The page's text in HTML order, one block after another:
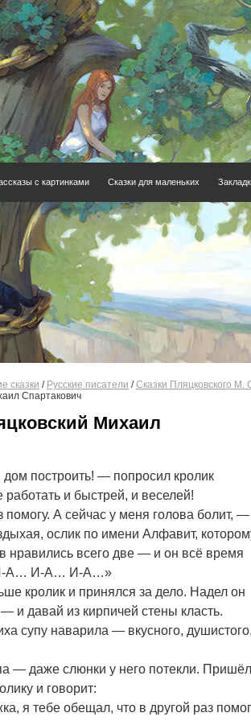
с картинками Сказки для маленьких
сказки / Русские писатели /Сказки Пляцковского М.
Спартакович
Михаил
построить! — попросил кролик
и быстрей, и веселей!
А сейчас у меня голова болит, —
ослик по имени Алфавит,
нравились всего две — и он всё время
А… И-А… И-А…»
кролик и принялся за дело. Надел он
и давай из кирпичей стены класть.
супу наварила — вкусного,
— даже слюнки у него потекли.
и говорит:
я тебе обещал, что в другой раз